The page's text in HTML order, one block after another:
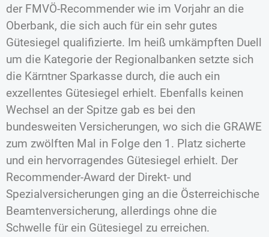
der FMVÖ-Recommender wie im Vorjahr an die
Oberbank, die sich auch für ein sehr gutes
Gütesiegel qualifizierte. Im heiß umkämpften Duell
um die Kategorie der Regionalbanken setzte sich
die Kärntner Sparkasse durch, die auch ein
exzellentes Gütesiegel erhielt. Ebenfalls keinen
Wechsel an der Spitze gab es bei den
bundesweiten Versicherungen, wo sich die GRAWE
zum zwölften Mal in Folge den 1. Platz sicherte
und ein hervorragendes Gütesiegel erhielt. Der
Recommender-Award der Direkt- und
Spezialversicherungen ging an die Österreichische
Beamtenversicherung, allerdings ohne die
Schwelle für ein Gütesiegel zu erreichen.